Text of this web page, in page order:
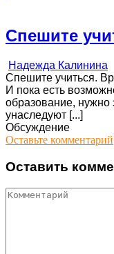
Спешите
Надежда Калинина
Спешите учиться.
И пока есть
образование, нужно
унаследуют [...]
Обсуждение
Оставьте комментарий
Оставить